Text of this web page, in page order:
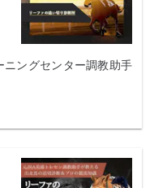
ニングセンター調教助手